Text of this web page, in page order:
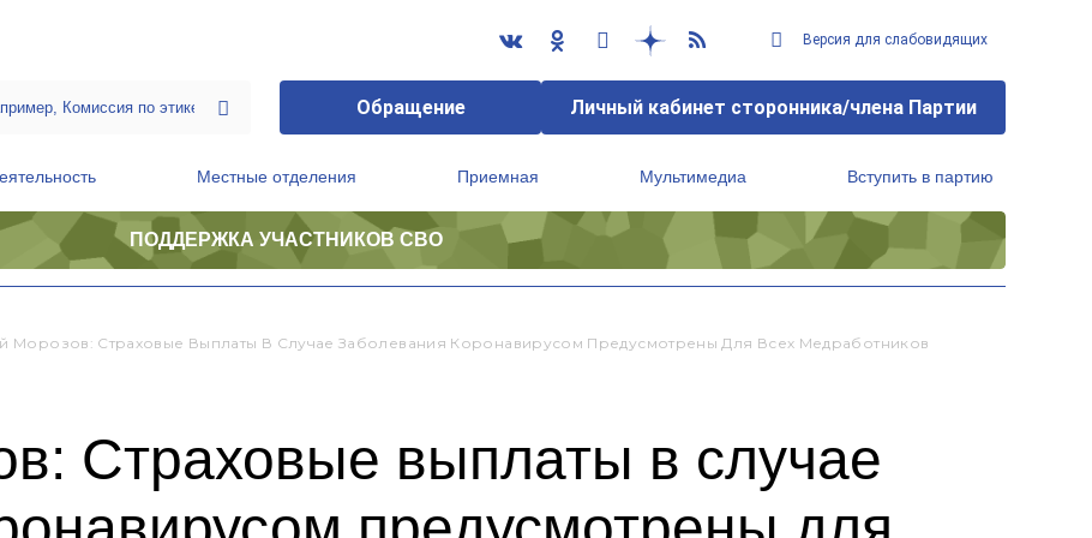
Версия для слабовидящих
Обращение Личный кабинет сторонника/члена Партии
Местные отделения Приемная Мультимедиа Вступить в партию
ПОДДЕРЖКА УЧАСТНИКОВ СВО
Морозов: Страховые Выплаты В Случае Заболевания Коронавирусом Предусмотрены Для Всех Медработников
Страховые выплаты в случае